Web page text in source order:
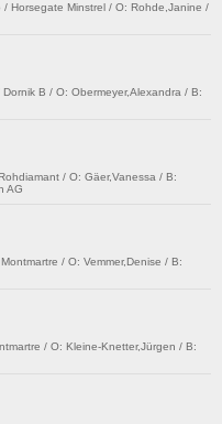
Horsegate Minstrel / O: Rohde,Janine /
B / O: Obermeyer,Alexandra / B:
/ O: Gäer,Vanessa / B:
AG
/ O: Vemmer,Denise / B:
/ O: Kleine-Knetter,Jürgen / B: